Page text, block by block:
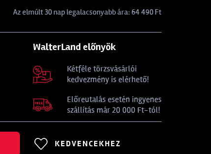
Az elmúlt 30 nap legalacsonyabb ára: 64 490 Ft
WalterLand előnyök
Kétféle törzsvásárlói
kedvezmény is elérhető!
Előreutalás esetén ingyenes
szállítás már 20 000 Ft-tól!
KEDVENCEKHEZ